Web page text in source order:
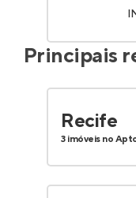
Principais
Recife
3 imóveis no